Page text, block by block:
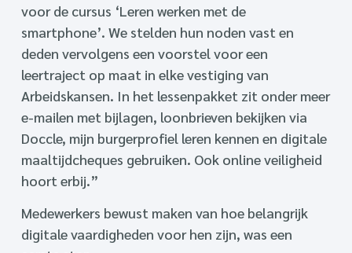
voor de cursus ‘Leren werken met de
smartphone’. We stelden hun noden vast en
deden vervolgens een voorstel voor een
leertraject op maat in elke vestiging van
Arbeidskansen. In het lessenpakket zit onder meer
e-mailen met bijlagen, loonbrieven bekijken via
Doccle, mijn burgerprofiel leren kennen en digitale
maaltijdcheques gebruiken. Ook online veiligheid
hoort erbij.”
Medewerkers bewust maken van hoe belangrijk
digitale vaardigheden voor hen zijn, was een